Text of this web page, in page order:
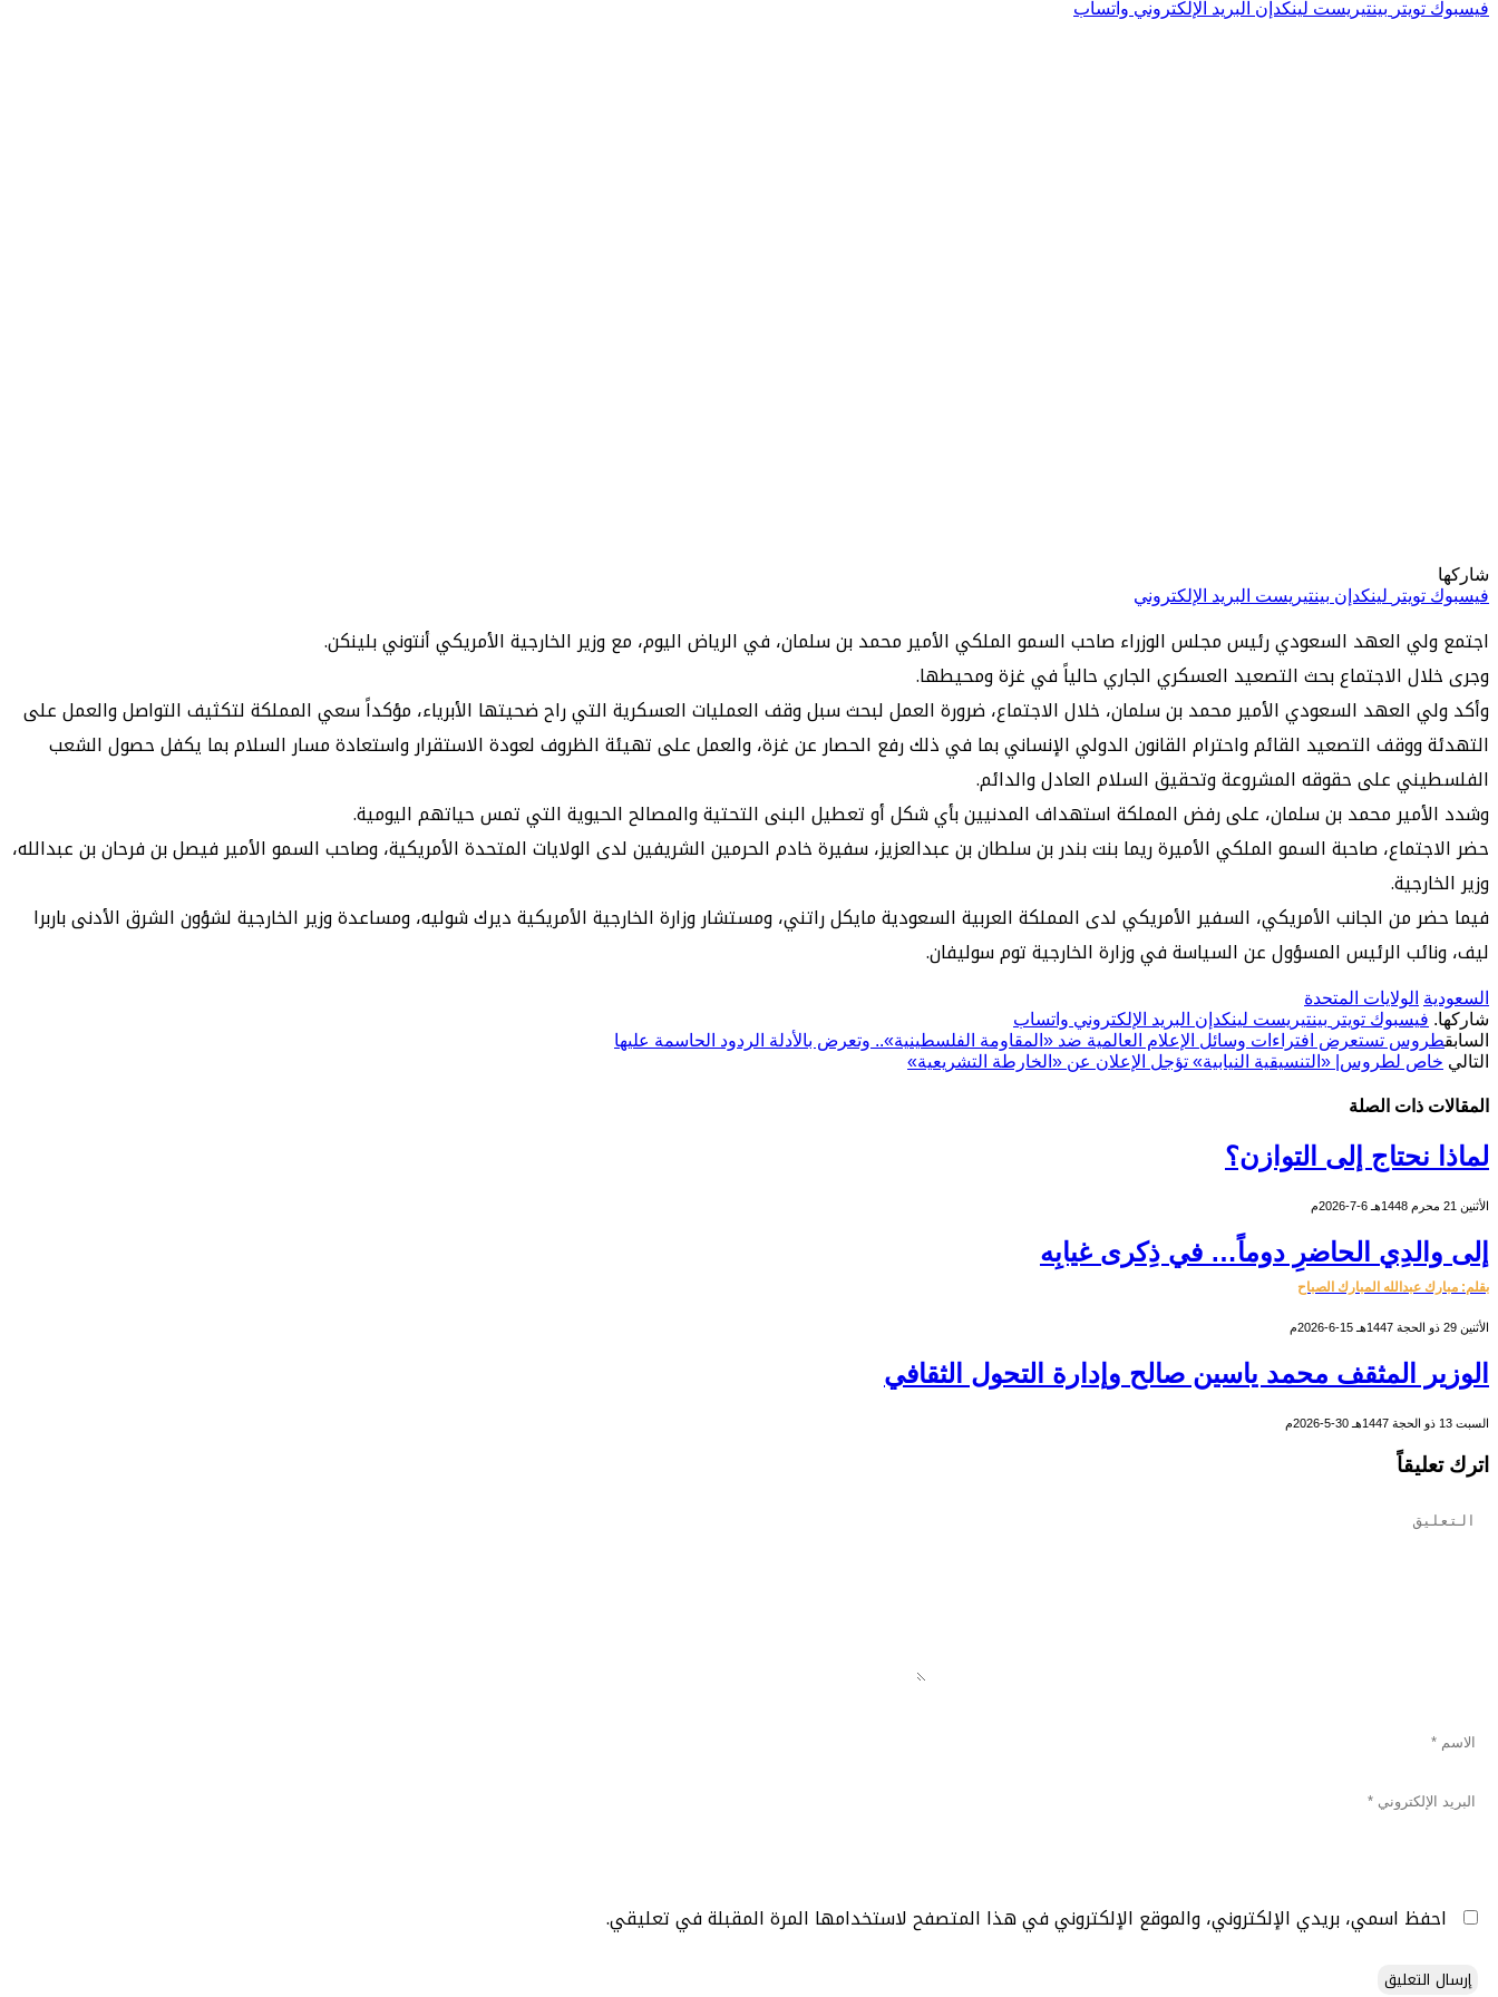
فيسبوك تويتر بينتيريست لينكدإن البريد الإلكتروني واتساب
شاركها
فيسبوك تويتر لينكدإن بينتيريست البريد الإلكتروني
اجتمع ولي العهد السعودي رئيس مجلس الوزراء صاحب السمو الملكي الأمير محمد بن سلمان، في الرياض اليوم، مع وزير الخارجية الأمريكي أنتوني بلينكن.
وجرى خلال الاجتماع بحث التصعيد العسكري الجاري حالياً في غزة ومحيطها.
وأكد ولي العهد السعودي الأمير محمد بن سلمان، خلال الاجتماع، ضرورة العمل لبحث سبل وقف العمليات العسكرية التي راح ضحيتها الأبرياء، مؤكداً سعي المملكة لتكثيف التواصل والعمل على
التهدئة ووقف التصعيد القائم واحترام القانون الدولي الإنساني بما في ذلك رفع الحصار عن غزة، والعمل على تهيئة الظروف لعودة الاستقرار واستعادة مسار السلام بما يكفل حصول الشعب
الفلسطيني على حقوقه المشروعة وتحقيق السلام العادل والدائم.
وشدد الأمير محمد بن سلمان، على رفض المملكة استهداف المدنيين بأي شكل أو تعطيل البنى التحتية والمصالح الحيوية التي تمس حياتهم اليومية.
حضر الاجتماع، صاحبة السمو الملكي الأميرة ريما بنت بندر بن سلطان بن عبدالعزيز، سفيرة خادم الحرمين الشريفين لدى الولايات المتحدة الأمريكية، وصاحب السمو الأمير فيصل بن فرحان بن عبدالله،
وزير الخارجية.
فيما حضر من الجانب الأمريكي، السفير الأمريكي لدى المملكة العربية السعودية مايكل راتني، ومستشار وزارة الخارجية الأمريكية ديرك شوليه، ومساعدة وزير الخارجية لشؤون الشرق الأدنى باربرا
ليف، ونائب الرئيس المسؤول عن السياسة في وزارة الخارجية توم سوليفان.
السعودية الولايات المتحدة
شاركها. فيسبوك تويتر بينتيريست لينكدإن البريد الإلكتروني واتساب
السابقطروس تستعرض افتراءات وسائل الإعلام العالمية ضد «المقاومة الفلسطينية».. وتعرض بالأدلة الردود الحاسمة عليها
التالي خاص لطروس| «التنسيقية النيابية» تؤجل الإعلان عن «الخارطة التشريعية»
المقالات ذات الصلة
لماذا نحتاج إلى التوازن؟
الأثنين 21 محرم 1448هـ 6-7-2026م
إلى والدِي الحاضرِ دوماً… في ذِكرى غيابِه
بقلم: مبارك عبدالله المبارك الصباح
الأثنين 29 ذو الحجة 1447هـ 15-6-2026م
الوزير المثقف محمد ياسين صالح وإدارة التحول الثقافي
السبت 13 ذو الحجة 1447هـ 30-5-2026م
اترك تعليقاً
احفظ اسمي، بريدي الإلكتروني، والموقع الإلكتروني في هذا المتصفح لاستخدامها المرة المقبلة في تعليقي.